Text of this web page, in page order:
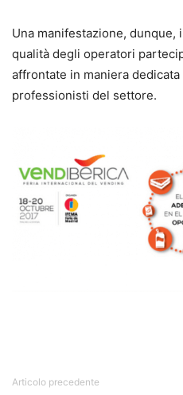
Una manifestazione, dunque,
qualità degli operatori
affrontate in maniera dedicata
professionisti del settore.
Articolo precedente